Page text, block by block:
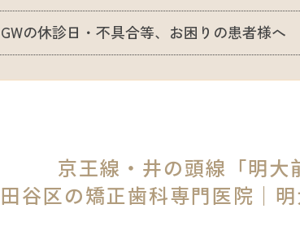
GWの休診日・不具合等、お困りの患者様へ
京王線・井の頭線「明大
谷区の矯正歯科専門医院｜